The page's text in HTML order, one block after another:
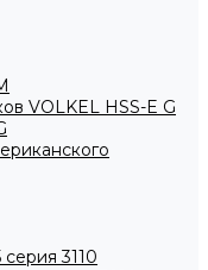
VOLKEL HSS-E G
3110